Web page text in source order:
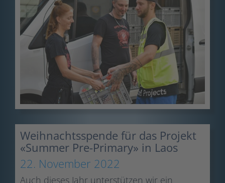
Weihnachtsspende für das Projekt
«Summer Pre-Primary» in Laos
22. November 2022
Auch dieses Jahr unterstützen wir ein